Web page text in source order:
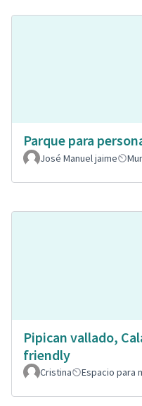
Parque para
José Manuel jaime
Pipican vallado,
friendly
Cristina
Espacio para